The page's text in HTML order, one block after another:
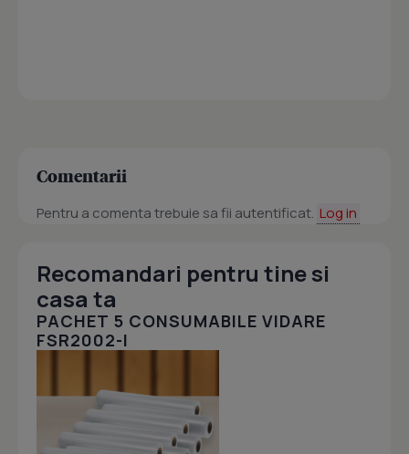
Comentarii
Pentru a comenta trebuie sa fii autentificat. Log in
Recomandari pentru tine si
casa ta
PACHET 5 CONSUMABILE VIDARE
FSR2002-I